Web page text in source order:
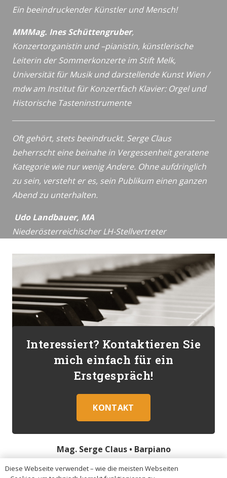
Ein beeindruckender Künstler und Mensch!
MMMag. Ines Schüttengruber,
Konzertorganistin und –pianistin, künstlerische
Leiterin der Sommerkonzerte im Stift Melk,
Universität für Musik und darstellende Kunst Wien /
mdwam Institut für Konzertfach Klavier: Orgel und
Historische Tasteninstrumente
Oft gehört, stets beeindruckt. Serge Claus
beherrscht eine beinahe in Vergessenheit geratene
Kategorie wie nur wenig Andere. Ohne aufdringlich
zu sein, versteht er es, sein Publikum einen ganzen
Abend zu unterhalten.
Udo Landbauer, MA
Niederösterreichischer LH-Stellvertreter
Interessiert? Kontaktieren Sie
mich einfach für ein
Erstgespräch!
KONTAKT
Mag. Serge Claus • Barpiano
Diese Webseite verwendet – wie die meisten Webseiten